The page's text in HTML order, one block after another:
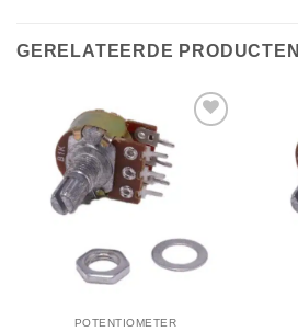
GERELATEERDE PRODUCTEN
Toevoegen
verlanglijst
POTENTIOMETER